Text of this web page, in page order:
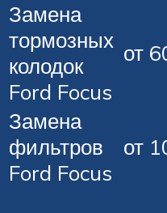
Замена
тормозных
колодок
Ford Focus
от
Замена
фильтров
Ford Focus
от